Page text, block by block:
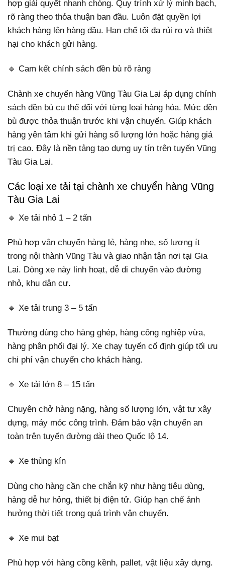
hợp giải quyết nhanh chóng. Quy trình xử lý minh bạch,
rõ ràng theo thỏa thuận ban đầu. Luôn đặt quyền lợi
khách hàng lên hàng đầu. Hạn chế tối đa rủi ro và thiệt
hại cho khách gửi hàng.
🔹 Cam kết chính sách đền bù rõ ràng
Chành xe chuyển hàng Vũng Tàu Gia Lai áp dụng chính
sách đền bù cụ thể đối với từng loại hàng hóa. Mức đền
bù được thỏa thuận trước khi vận chuyển. Giúp khách
hàng yên tâm khi gửi hàng số lượng lớn hoặc hàng giá
trị cao. Đây là nền tảng tạo dựng uy tín trên tuyến Vũng
Tàu Gia Lai.
Các loại xe tải tại chành xe chuyển hàng Vũng
Tàu Gia Lai
🔹 Xe tải nhỏ 1 – 2 tấn
Phù hợp vận chuyển hàng lẻ, hàng nhẹ, số lượng ít
trong nội thành Vũng Tàu và giao nhận tận nơi tại Gia
Lai. Dòng xe này linh hoạt, dễ di chuyển vào đường
nhỏ, khu dân cư.
🔹 Xe tải trung 3 – 5 tấn
Thường dùng cho hàng ghép, hàng công nghiệp vừa,
hàng phân phối đại lý. Xe chạy tuyến cố định giúp tối ưu
chi phí vận chuyển cho khách hàng.
🔹 Xe tải lớn 8 – 15 tấn
Chuyên chở hàng nặng, hàng số lượng lớn, vật tư xây
dựng, máy móc công trình. Đảm bảo vận chuyển an
toàn trên tuyến đường dài theo Quốc lộ 14.
🔹 Xe thùng kín
Dùng cho hàng cần che chắn kỹ như hàng tiêu dùng,
hàng dễ hư hỏng, thiết bị điện tử. Giúp hạn chế ảnh
hưởng thời tiết trong quá trình vận chuyển.
🔹 Xe mui bạt
Phù hợp với hàng cồng kềnh, pallet, vật liệu xây dựng.